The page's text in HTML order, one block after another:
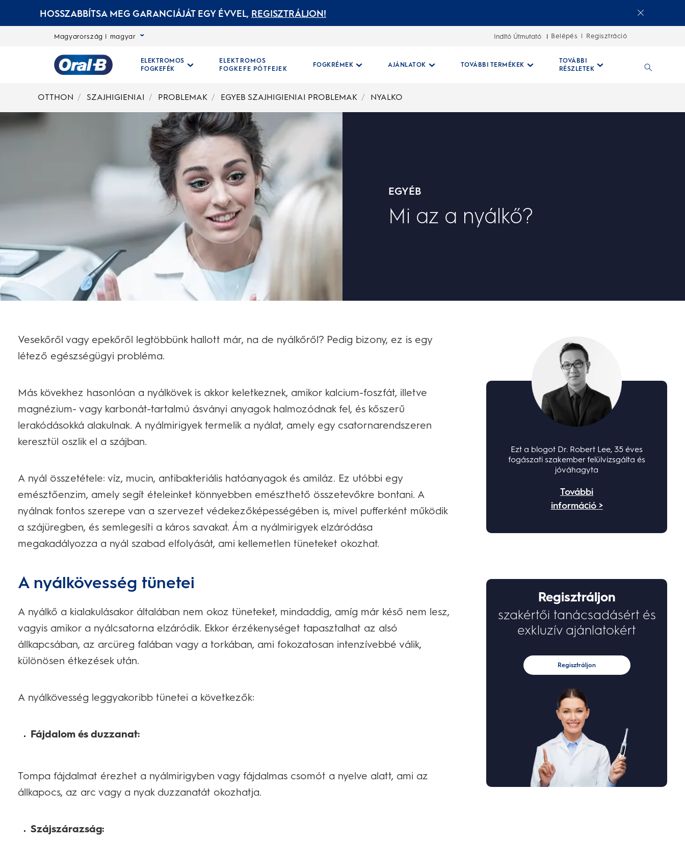
HOSSZABBÍTSA MEG GARANCIÁJÁT EGY ÉVVEL, REGISZTRÁLJON!
Magyarország | magyar Indító Útmutató Belépés Regisztráció
Kezdőoldal
ELEKTROMOS
FOGKEFÉK
ELEKTROMOS
FOGKEFE PÓTFEJEK
FOGKRÉMEK AJÁNLATOK TOVÁBBI TERMÉKEK
TOVÁBBI
RÉSZLETEK
OTTHON SZAJHIGIENIAI PROBLEMAK EGYEB SZAJHIGIENIAI PROBLEMAK NYALKO
EGYÉB
Mi az a nyálkő?
Vesekőről vagy epekőről legtöbbünk hallott már, na de nyálkőről? Pedig bizony, ez is egy
létező egészségügyi probléma.
Más kövekhez hasonlóan a nyálkövek is akkor keletkeznek, amikor kalcium-foszfát, illetve
magnézium- vagy karbonát-tartalmú ásványi anyagok halmozódnak fel, és kőszerű
lerakódásokká alakulnak. A nyálmirigyek termelik a nyálat, amely egy csatornarendszeren
keresztül oszlik el a szájban.
A nyál összetétele: víz, mucin, antibakteriális hatóanyagok és amiláz. Ez utóbbi egy
emésztőenzim, amely segít ételeinket könnyebben emészthető összetevőkre bontani. A
nyálnak fontos szerepe van a szervezet védekezőképességében is, mivel pufferként működik
a szájüregben, és semlegesíti a káros savakat. Ám a nyálmirigyek elzáródása
megakadályozza a nyál szabad elfolyását, ami kellemetlen tüneteket okozhat.
A nyálkövesség tünetei
A nyálkő a kialakulásakor általában nem okoz tüneteket, mindaddig, amíg már késő nem lesz,
vagyis amikor a nyálcsatorna elzáródik. Ekkor érzékenységet tapasztalhat az alsó
állkapcsában, az arcüreg falában vagy a torkában, ami fokozatosan intenzívebbé válik,
különösen étkezések után.
A nyálkövesség leggyakoribb tünetei a következők:
Fájdalom és duzzanat:
Tompa fájdalmat érezhet a nyálmirigyben vagy fájdalmas csomót a nyelve alatt, ami az
állkapocs, az arc vagy a nyak duzzanatát okozhatja.
Szájszárazság:
Ezt a blogot Dr. Robert Lee, 35 éves
fogászati szakember felülvizsgálta és
jóváhagyta
További
információ >
Regisztráljon
szakértői tanácsadásért és
exkluzív ajánlatokért
Regisztráljon